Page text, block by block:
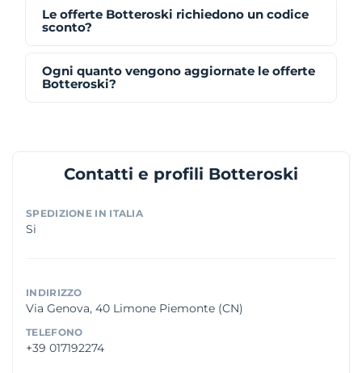
Le offerte Botteroski richiedono un codice
sconto?
Ogni quanto vengono aggiornate le offerte
Botteroski?
Contatti e profili Botteroski
SPEDIZIONE IN ITALIA
Si
INDIRIZZO
Via Genova, 40 Limone Piemonte (CN)
TELEFONO
+39 017192274